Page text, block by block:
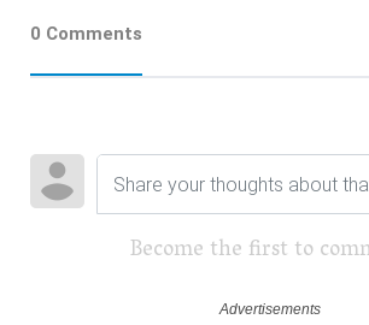
0 Comments
Become the first to